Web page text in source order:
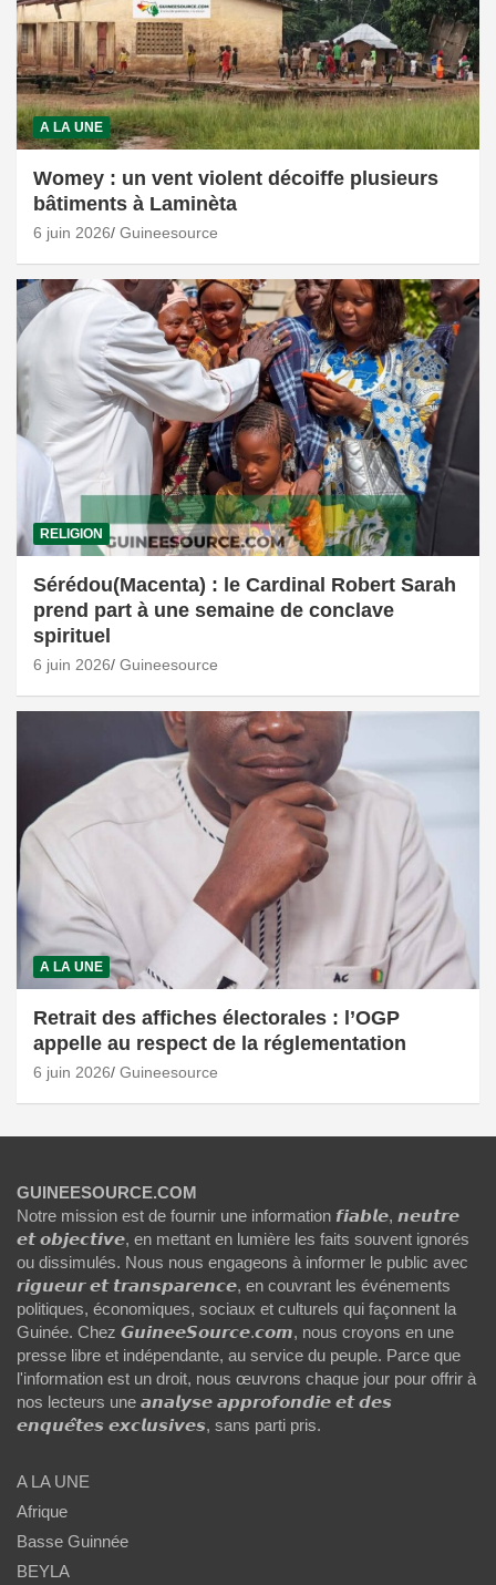
A LA UNE
Womey : un vent violent décoiffe plusieurs
bâtiments à Laminèta
6 juin 2026 Guineesource
RELIGION
Sérédou(Macenta) : le Cardinal Robert Sarah
prend part à une semaine de conclave
spirituel
6 juin 2026 Guineesource
A LA UNE
Retrait des affiches électorales : l’OGP
appelle au respect de la réglementation
6 juin 2026 Guineesource
GUINEESOURCE.COM
Notre mission est de fournir une information 𝙛𝙞𝙖𝙗𝙡𝙚, 𝙣𝙚𝙪𝙩𝙧𝙚
𝙚𝙩 𝙤𝙗𝙟𝙚𝙘𝙩𝙞𝙫𝙚, en mettant en lumière les faits souvent ignorés
ou dissimulés. Nous nous engageons à informer le public avec
𝙧𝙞𝙜𝙪𝙚𝙪𝙧 𝙚𝙩 𝙩𝙧𝙖𝙣𝙨𝙥𝙖𝙧𝙚𝙣𝙘𝙚, en couvrant les événements
politiques, économiques, sociaux et culturels qui façonnent la
Guinée. Chez 𝙂𝙪𝙞𝙣𝙚𝙚𝙎𝙤𝙪𝙧𝙘𝙚.𝙘𝙤𝙢, nous croyons en une
presse libre et indépendante, au service du peuple. Parce que
l'information est un droit, nous œuvrons chaque jour pour offrir à
nos lecteurs une 𝙖𝙣𝙖𝙡𝙮𝙨𝙚 𝙖𝙥𝙥𝙧𝙤𝙛𝙤𝙣𝙙𝙞𝙚 𝙚𝙩 𝙙𝙚𝙨
𝙚𝙣𝙦𝙪𝙚̂𝙩𝙚𝙨 𝙚𝙭𝙘𝙡𝙪𝙨𝙞𝙫𝙚𝙨, sans parti pris.
A LA UNE
Afrique
Basse Guinnée
BEYLA